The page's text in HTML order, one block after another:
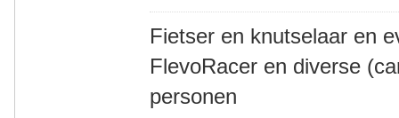
Fietser en knutselaar en
FlevoRacer en diverse
personen